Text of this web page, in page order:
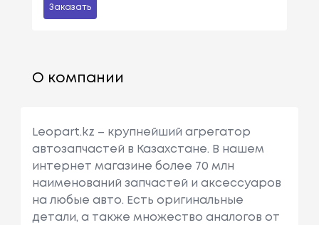
Заказать
О компании
Leopart.kz – крупнейший агрегатор
автозапчастей в Казахстане. В нашем
интернет магазине более 70 млн
наименований запчастей и аксессуаров
на любые авто. Есть оригинальные
детали, а также множество аналогов от